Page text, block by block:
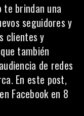
te brindan una
seguidores y
clientes y
también
de redes
. En este post,
Facebook en 8